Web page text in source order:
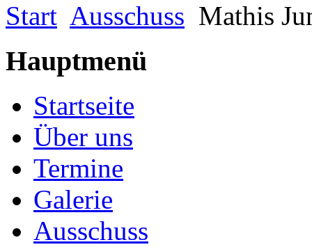
Start Ausschuss Mathis
Hauptmenü
Startseite
Über uns
Termine
Galerie
Ausschuss